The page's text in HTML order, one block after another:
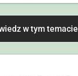
w tym temacie